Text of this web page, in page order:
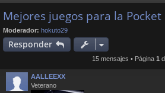
Mejores juegos para la Pocket
Moderador: hokuto29
Responder
15 mensajes • Página 1
AALLEEXX
Veterano